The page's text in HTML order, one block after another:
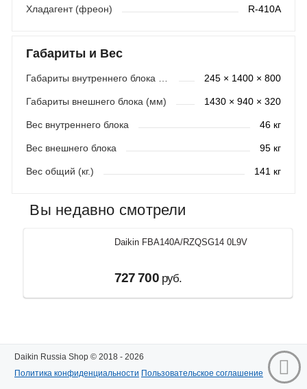
Хладагент (фреон) R-410A
Габариты и Вес
245 × 1400 × 800
Габариты внешнего блока (мм) 1430 × 940 × 320
Вес внутреннего блока 46 кг
Вес внешнего блока 95 кг
Вес общий (кг.) 141 кг
Вы недавно смотрели
Daikin FBA140A/RZQSG14 0L9V
727 700 руб.
Daikin Russia Shop © 2018 - 2026
Политика конфиденциальности Пользовательское соглашение